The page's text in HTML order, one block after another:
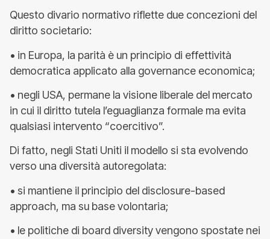
Questo divario normativo riflette due concezioni del
diritto societario:
• in Europa, la parità è un principio di effettività
democratica applicato alla governance economica;
• negli USA, permane la visione liberale del mercato
in cui il diritto tutela l’eguaglianza formale ma evita
qualsiasi intervento “coercitivo”.
Di fatto, negli Stati Uniti il modello si sta evolvendo
verso una diversità autoregolata:
• si mantiene il principio del disclosure-based
approach, ma su base volontaria;
• le politiche di board diversity vengono spostate nei